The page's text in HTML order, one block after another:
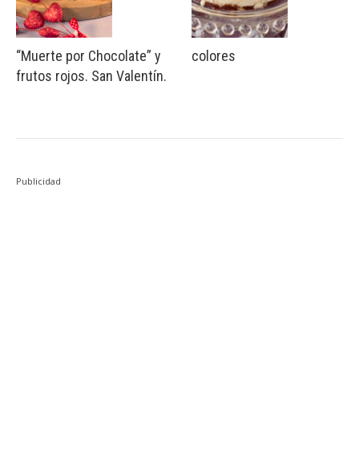
“Muerte por Chocolate” y
frutos rojos. San Valentín.
colores
Publicidad